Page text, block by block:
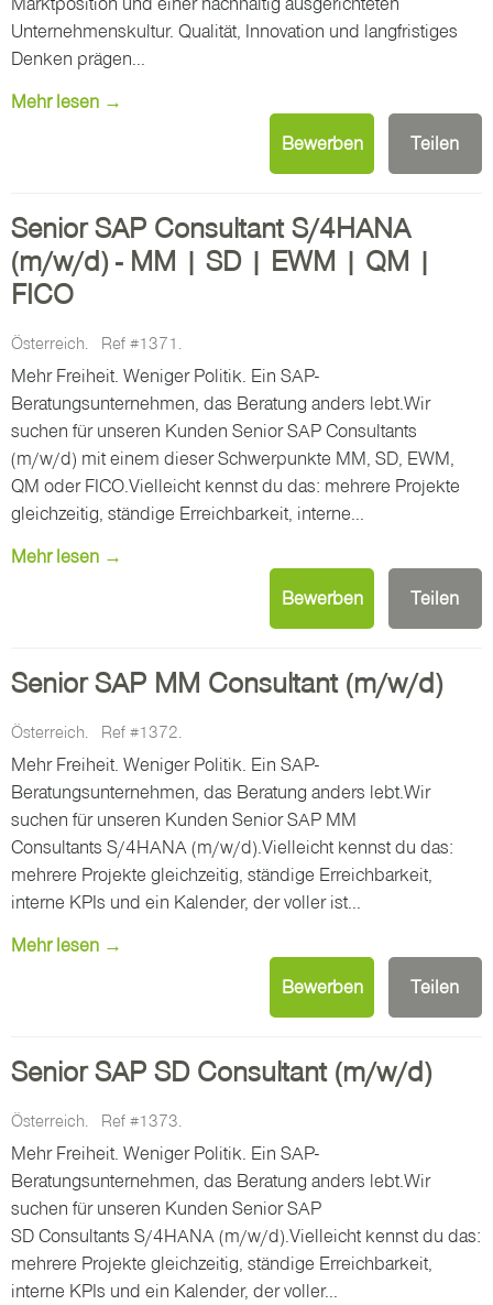
Marktposition und einer nachhaltig ausgerichteten
Unternehmenskultur. Qualität, Innovation und langfristiges
Denken prägen...
Mehr lesen →
Bewerben Teilen
Senior SAP Consultant S/4HANA
(m/w/d) - MM | SD | EWM | QM |
FICO
Österreich. Ref #1371.
Mehr Freiheit. Weniger Politik. Ein SAP-
Beratungsunternehmen, das Beratung anders lebt.Wir
suchen für unseren Kunden Senior SAP Consultants
(m/w/d) mit einem dieser Schwerpunkte MM, SD, EWM,
QM oder FICO.Vielleicht kennst du das: mehrere Projekte
gleichzeitig, ständige Erreichbarkeit, interne...
Mehr lesen →
Bewerben Teilen
Senior SAP MM Consultant (m/w/d)
Österreich. Ref #1372.
Mehr Freiheit. Weniger Politik. Ein SAP-
Beratungsunternehmen, das Beratung anders lebt.Wir
suchen für unseren Kunden Senior SAP MM
Consultants S/4HANA (m/w/d).Vielleicht kennst du das:
mehrere Projekte gleichzeitig, ständige Erreichbarkeit,
interne KPIs und ein Kalender, der voller ist...
Mehr lesen →
Bewerben Teilen
Senior SAP SD Consultant (m/w/d)
Österreich. Ref #1373.
Mehr Freiheit. Weniger Politik. Ein SAP-
Beratungsunternehmen, das Beratung anders lebt.Wir
suchen für unseren Kunden Senior SAP
SD Consultants S/4HANA (m/w/d).Vielleicht kennst du das:
mehrere Projekte gleichzeitig, ständige Erreichbarkeit,
interne KPIs und ein Kalender, der voller...